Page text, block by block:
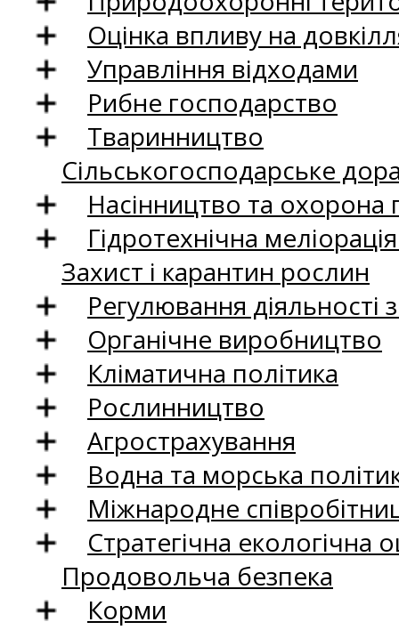
Оцінка впливу на
Управління відходами
Рибне господарство
Тваринництво
Сільськогосподарське
Насінництво та
Гідротехнічна
Захист і карантин рослин
Регулювання
Органічне виробництво
Кліматична політика
Рослинництво
Агрострахування
Водна та морська
Міжнародне
Стратегічна екологічна
Продовольча безпека
Корми